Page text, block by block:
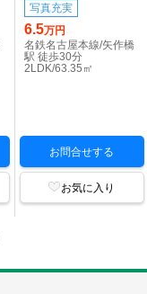
写真充実
6.5万円
名鉄名古屋本線/矢作橋
駅 徒歩30分
2LDK/63.35㎡
お問合せする
お気に入り